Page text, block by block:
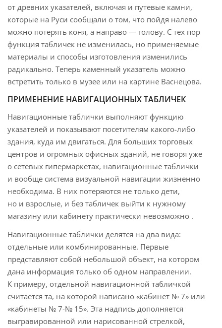
от древних указателей, включая и путевые камни,
которые на Руси сообщали о том, что пойдя налево
можно потерять коня, а направо — голову. С тех пор
функция табличек не изменилась, но применяемые
материалы и способы изготовления изменились
радикально. Теперь каменный указатель можно
встретить только в музее или на картине Васнецова.
ПРИМЕНЕНИЕ НАВИГАЦИОННЫХ ТАБЛИЧЕК
Навигационные таблички выполняют функцию
указателей и показывают посетителям какого-либо
здания, куда им двигаться. Для больших торговых
центров и огромных офисных зданий, не говоря уже
о сетевых гипермаркетах, навигационные таблички
и вообще система визуальной навигации жизненно
необходима. В них потеряются не только дети,
но и взрослые, и без табличек выйти к нужному
магазину или кабинету практически невозможно .
Навигационные таблички делятся на два вида:
отдельные или комбинированные. Первые
представляют собой небольшой объект, на котором
дана информация только об одном направлении.
К примеру, отдельной навигационной табличкой
считается та, на которой написано «кабинет № 7» или
«кабинеты № 7-№ 15». Эта надпись дополняется
выгравированной или нарисованной стрелкой,